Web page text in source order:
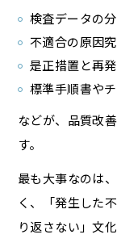
検査データの
不適合の原因
是正措置と再
標準手順書や
などが、品質改
す。
最も大事なのは
く、「発生した
り返さない」文